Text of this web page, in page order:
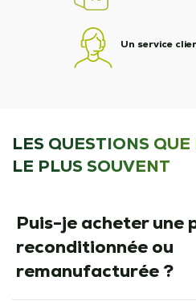
Un service
LES QUESTIONS
LE PLUS SOUVENT
Puis-je acheter une
reconditionnée ou
remanufacturée ?